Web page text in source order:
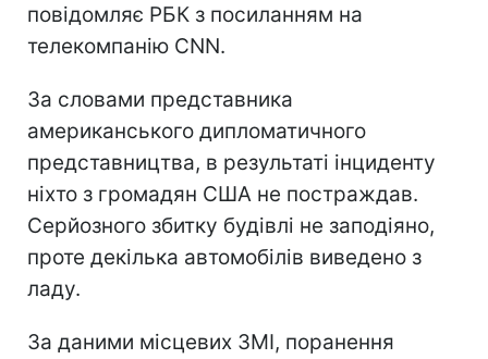
повідомляє РБК з посиланням на
телекомпанію CNN.
За словами представника
американського дипломатичного
представництва, в результаті інциденту
ніхто з громадян США не постраждав.
Серйозного збитку будівлі не заподіяно,
проте декілька автомобілів виведено з
ладу.
За даними місцевих ЗМІ, поранення